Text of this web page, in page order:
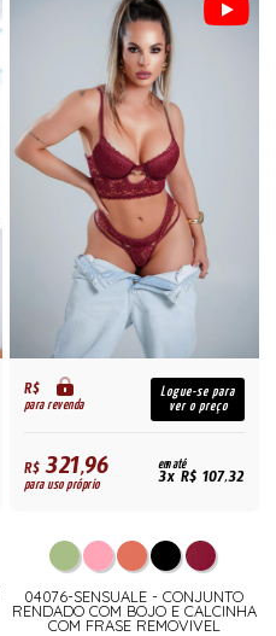
R$
para revenda
Logue-se para
ver o preço
R$321,96
para uso próprio
em até
3x R$ 107,32
04076-SENSUALE - CONJUNTO
RENDADO COM BOJO E CALCINHA
COM FRASE REMOVIVEL